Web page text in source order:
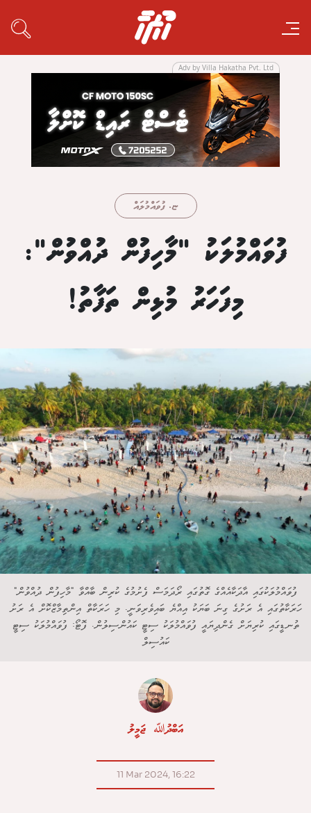
Adv by Villa Hakatha Pvt. Ltd
ޏ. ފުވައްމުލައް
ފުވައްމުލަކު "މާހިފުން ދުއްވުން":
މިފަހަރު މުޅިން ތަފާތު!
ފުވައްމުލަކުގައި އާދަކާއެއްގެ ގޮތުގައި ރޯދަމަސް ފެށުމުގެ ކުރިން ބާއްވާ "މާހިފުން ދުއްވުން"
ހަރަކާތުގައި އެ ރަށުގެ ގިނަ ބަޔަކު އިއްޔެ ބައިވެރިވަނީ. މި ހަރަކާތް އިންތިމާޒްކޮށް އެ ރަށު
ތުނޑީގައި ކުރިޔަށް ގެންދިޔައީ ފުވައްމުލަކު ސިޓީ ކައުންސިލުން. ފޮޓޯ: ފުވައްމުލަކު ސިޓީ
ކައުސިލް
އަބްދުﷲ ޖަމީލު
11 Mar 2024, 16:22